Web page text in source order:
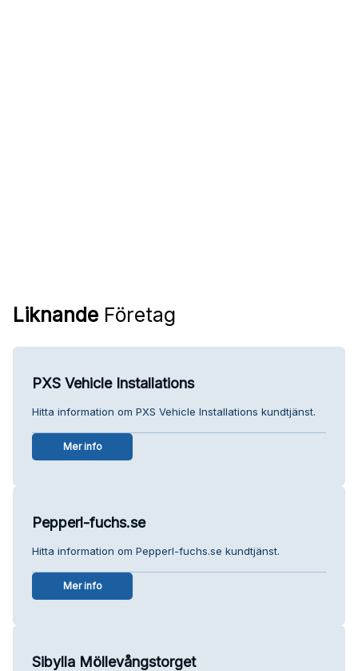
Liknande Företag
PXS Vehicle Installations
Hitta information om PXS Vehicle Installations kundtjänst.
Mer info
Pepperl-fuchs.se
Hitta information om Pepperl-fuchs.se kundtjänst.
Mer info
Sibylla Möllevångstorget